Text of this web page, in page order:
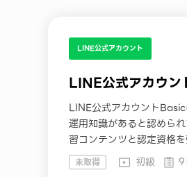
LINE公式アカウント
LINE公式アカウ
LINE公式アカウント
運用知識があると認めら
習コンテンツと認定資格を
未取得 初級 9